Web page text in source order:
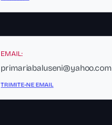
EMAIL:
primariabaluseni@yahoo.com
TRIMITE-NE EMAIL